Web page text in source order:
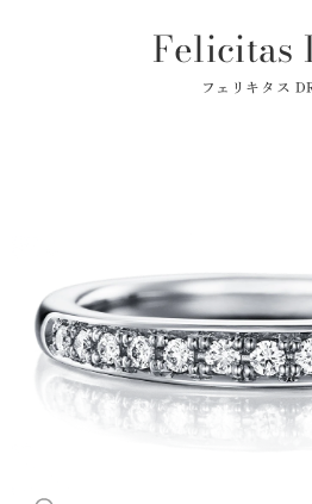
Felicitas
フェリキタス